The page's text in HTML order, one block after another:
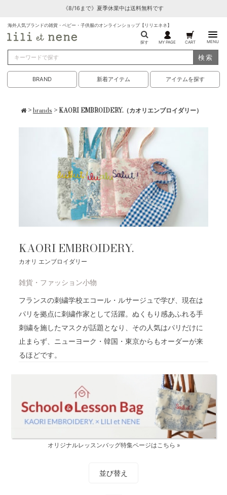
《8/16まで》夏季休業中は送料無料です
海外人気ブランドの雑貨・ベビー・子供服のオンラインショップ【リリエネネ】
探す MY PAGE CART MENU
検索
BRAND 新着アイテム アイテムを探す
>brands > KAORI EMBROIDERY.（カオリエンブロイダリー）
KAORI EMBROIDERY.
カオリ エンブロイダリー
雑貨・ファッション小物
フランスの刺繍学校エコール・ルサージュで学び、現在は
パリを拠点に刺繍作家として活躍。ぬくもり感あふれる手
刺繍を施したマスクが話題となり、その人気はパリだけに
止まらず、ニューヨーク・韓国・東京からもオーダーが来
るほどです。
オリジナルレッスンバッグ特集ページはこちら »
並び替え